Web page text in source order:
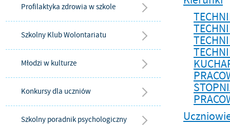
Profilaktyka zdrowia w szkole
Szkolny Klub Wolontariatu
Młodzi w kulturze
Konkursy dla uczniów
Szkolny poradnik psychologiczny